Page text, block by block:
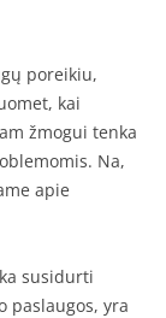
poreikiu,
kai
žmogui tenka
Na,
apie
susidurti
paslaugos, yra